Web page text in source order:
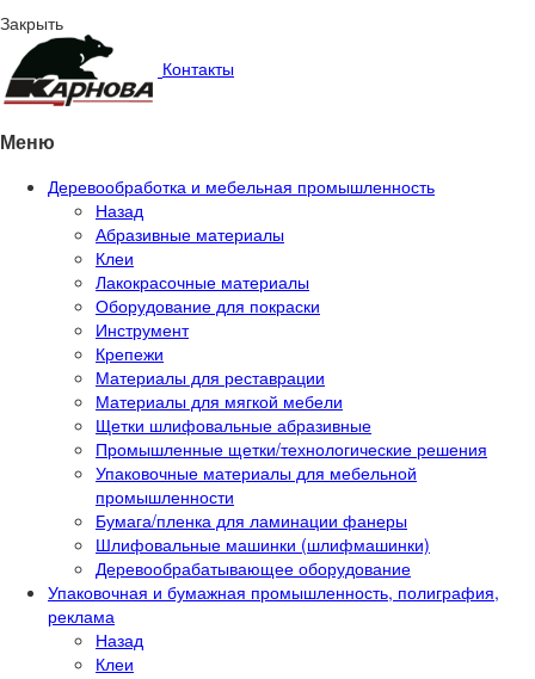
Закрыть
Контакты
Меню
Деревообработка и мебельная промышленность
Назад
Абразивные материалы
Клеи
Лакокрасочные материалы
Оборудование для покраски
Инструмент
Крепежи
Материалы для реставрации
Материалы для мягкой мебели
Щетки шлифовальные абразивные
Промышленные щетки/технологические решения
Упаковочные материалы для мебельной
промышленности
Бумага/пленка для ламинации фанеры
Шлифовальные машинки (шлифмашинки)
Деревообрабатывающее оборудование
Упаковочная и бумажная промышленность, полиграфия,
реклама
Назад
Клеи